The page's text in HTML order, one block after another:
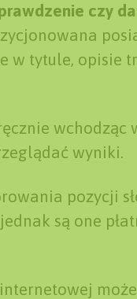
czy
w tytule, opisie
wchodząc
wyniki.
pozycji
są one